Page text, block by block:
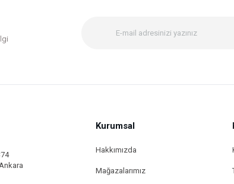
alternatifler olmalı.
Kurumsal
Hakkımızda
Mağazalarımız